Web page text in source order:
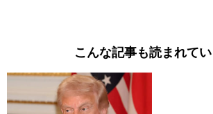
こんな記事も読まれて